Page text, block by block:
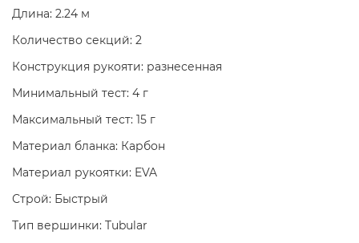
Длина: 2.24 м
Количество секций: 2
Конструкция рукояти: разнесенная
Минимальный тест: 4 г
Максимальный тест: 15 г
Материал бланка: Карбон
Материал рукоятки: EVA
Строй: Быстрый
Тип вершинки: Tubular